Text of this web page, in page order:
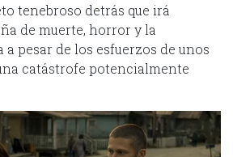
tenebroso detrás que irá
de muerte, horror y la
pesar de los esfuerzos de unos
catástrofe potencialmente